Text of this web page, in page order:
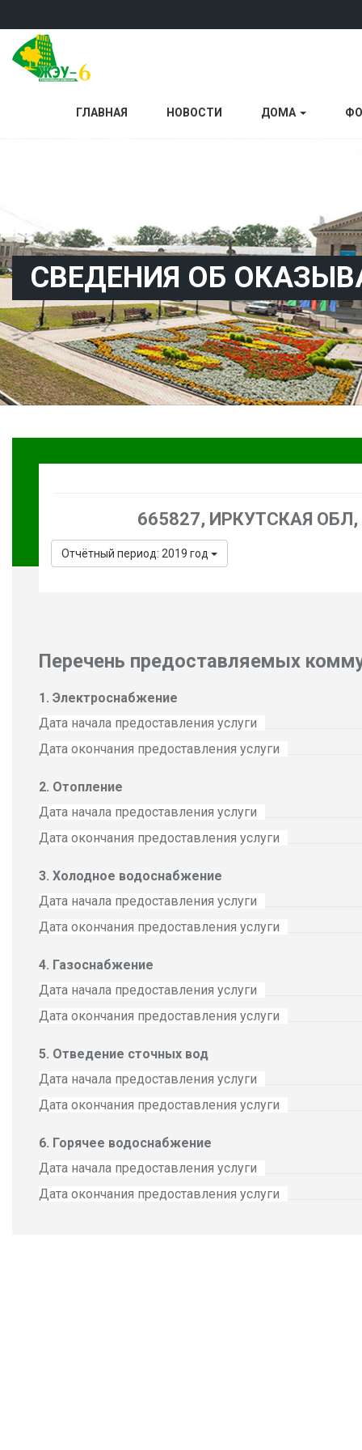
ГЛАВНАЯ НОВОСТИ ДОМА
СВЕДЕНИЯ ОБ
665827, ИРКУТСКАЯ
Отчётный период: 2019 год
Перечень предоставляемых
Электроснабжение
Дата начала предоставления услуги
Дата окончания предоставления услуги
Отопление
Дата начала предоставления услуги
Дата окончания предоставления услуги
Холодное водоснабжение
Дата начала предоставления услуги
Дата окончания предоставления услуги
Газоснабжение
Дата начала предоставления услуги
Дата окончания предоставления услуги
Отведение сточных вод
Дата начала предоставления услуги
Дата окончания предоставления услуги
Горячее водоснабжение
Дата начала предоставления услуги
Дата окончания предоставления услуги